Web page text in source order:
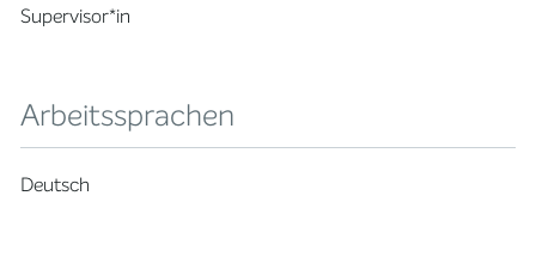
Supervisor*in
Arbeitssprachen
Deutsch